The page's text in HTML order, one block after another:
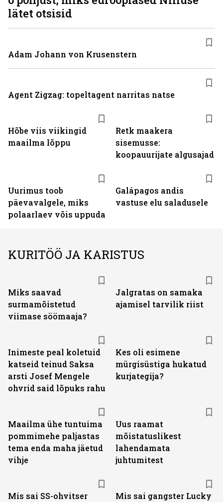
Hõbe viis viikingid
maailma lõppu
Retk maakera
sisemusse:
koopauurijate algusajad
Uurimus toob
päevavalgele, miks
polaarlaev võis uppuda
Galápagos andis
vastuse elu saladusele
lätet otsisid
Adam Johann von Krusenstern
Agent Zigzag: topeltagent narritas natse
KURITÖÖ JA KARISTUS
Miks saavad
surmamõistetud
viimase söömaaja?
Jalgratas on samaka
ajamisel tarvilik riist
Inimeste peal koletuid
katseid teinud Saksa
arsti Josef Mengele
ohvrid said lõpuks rahu
Kes oli esimene
mürgisüstiga hukatud
kurjategija?
Maailma ühe tuntuima
pommimehe paljastas
tema enda maha jäetud
vihje
Uus raamat
mõistatuslikest
lahendamata
juhtumitest
Mis sai SS-ohvitser
Mis sai gangster Lucky